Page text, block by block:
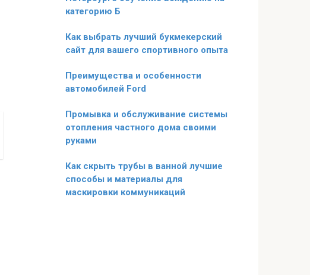
категорию Б
Как выбрать лучший букмекерский
сайт для вашего спортивного опыта
Преимущества и особенности
автомобилей Ford
Промывка и обслуживание системы
отопления частного дома своими
руками
Как скрыть трубы в ванной лучшие
способы и материалы для
маскировки коммуникаций